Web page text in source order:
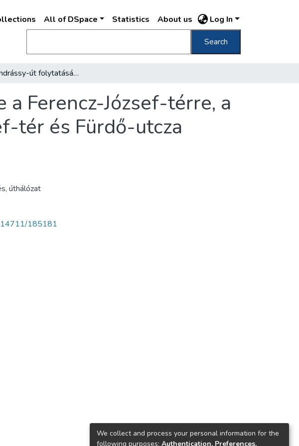
All of DSpace Statistics About us Log In
Search
Az Andrássy-út folytatásának terve a Ferencz-József-térre, a Marokkai-utcza, Erzsébet-tér, József-tér és Fürdő-utcza érintésével
Ferencz-József-térre, a
tér és Fürdő-utcza
, úthálózat
185181
We collect and process your personal information for the
following purposes: Authentication, Preferences,